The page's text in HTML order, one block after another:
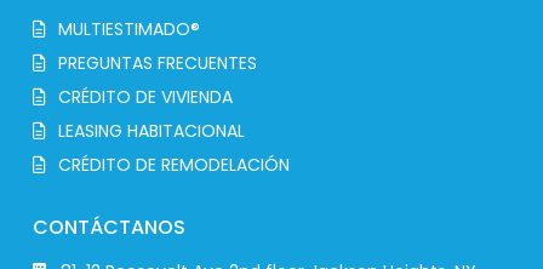
MULTIESTIMADO®
PREGUNTAS FRECUENTES
CRÉDITO DE VIVIENDA
LEASING HABITACIONAL
CRÉDITO DE REMODELACIÓN
CONTÁCTANOS